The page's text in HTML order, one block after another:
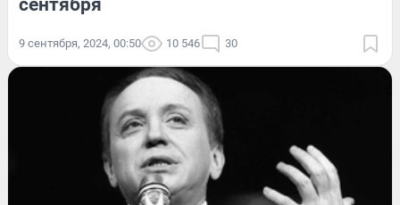
9 сентября, 2024, 00:50 10 546 30